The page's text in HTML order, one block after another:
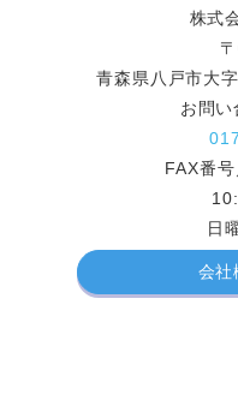
株式
青森県八戸市大
お問い
FAX番
日
会社